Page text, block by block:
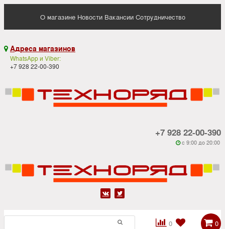
О магазине Новости Вакансии Сотрудничество
 Адреса магазинов
WhatsApp и Viber:
+7 928 22-00-390
+7 928 22-00-390
 c 9:00 до 20:00
 
0

 0